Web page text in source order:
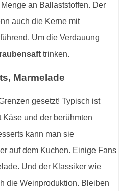
an Ballaststoffen. Der
auch die Kerne mit
Um die Verdauung
trinken.
Marmelade
gesetzt! Typisch ist
und der berühmten
kann man sie
auf dem Kuchen. Einige Fans
Und der Klassiker wie
die Weinproduktion. Bleiben